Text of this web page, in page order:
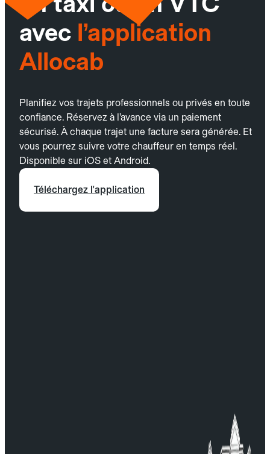
avec l’application
Allocab
Planifiez vos trajets professionnels ou privés en toute
confiance. Réservez à l’avance via un paiement
sécurisé. À chaque trajet une facture sera générée. Et
vous pourrez suivre votre chauffeur en temps réel.
Disponible sur iOS et Android.
Téléchargez l'application